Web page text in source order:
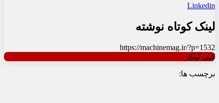
Linkedin
لینک کوتاه نوشته
https://machinemag.ir/?p=1532
کپی لینک
برچسب ها: